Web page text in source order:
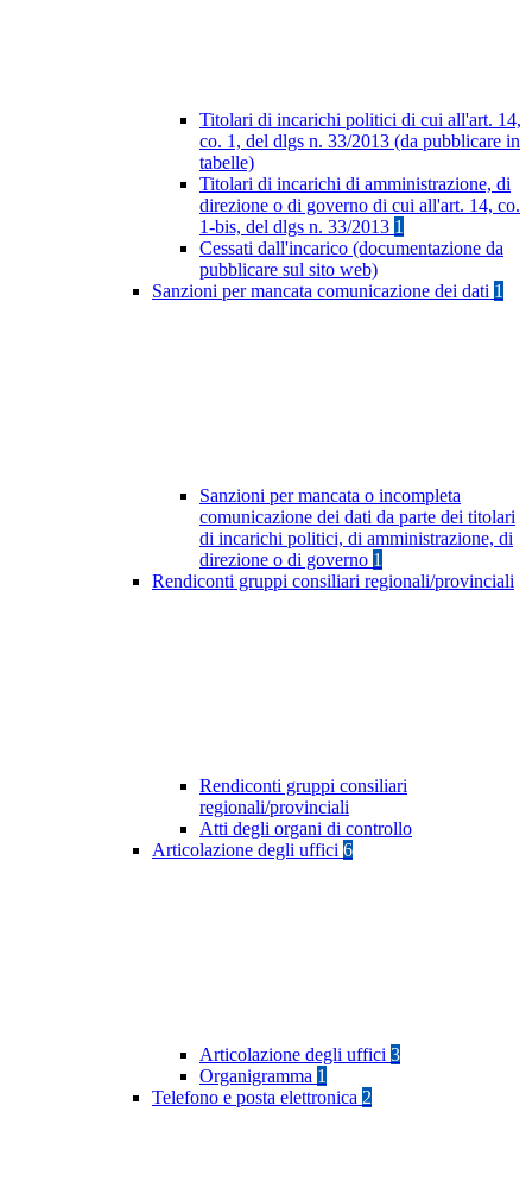
Titolari di incarichi politici di cui all'art. 14,
co. 1, del dlgs n. 33/2013 (da pubblicare in
tabelle)
Titolari di incarichi di amministrazione, di
direzione o di governo di cui all'art. 14, co.
1-bis, del dlgs n. 33/2013 1
Cessati dall'incarico (documentazione da
pubblicare sul sito web)
Sanzioni per mancata comunicazione dei dati 1
Sanzioni per mancata o incompleta
comunicazione dei dati da parte dei titolari
di incarichi politici, di amministrazione, di
direzione o di governo 1
Rendiconti gruppi consiliari regionali/provinciali
Rendiconti gruppi consiliari
regionali/provinciali
Atti degli organi di controllo
Articolazione degli uffici 6
Articolazione degli uffici 3
Organigramma 1
Telefono e posta elettronica 2